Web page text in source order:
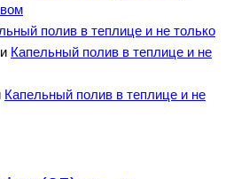
полив в теплице и не только
Капельный полив в теплице и не
Капельный полив в теплице и не